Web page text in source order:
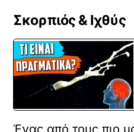
Σκορπιός & Ιχθύς